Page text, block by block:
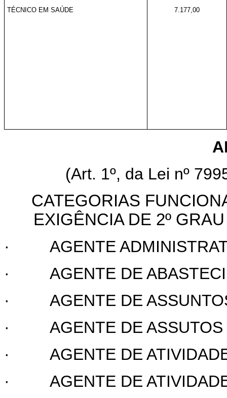
TÉCNICO EM SAÚDE 7.177,00
(Art. 1º, da Lei nº
CATEGORIAS
EXIGÊNCIA DE 2º
·
AGENTE
·
AGENTE DE
·
AGENTE DE
·
AGENTE DE
·
AGENTE DE
·
AGENTE DE